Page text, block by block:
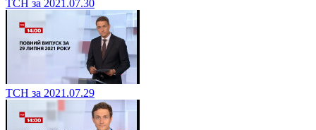
ТСН за 2021.07.30
ТСН за 2021.07.29